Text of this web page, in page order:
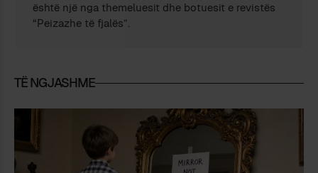
është një nga themeluesit dhe botuesit e revistës
“Peizazhe të fjalës”.
TË NGJASHME